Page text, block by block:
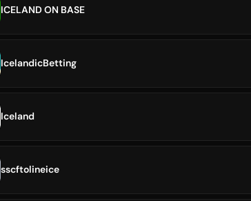
ICELAND ON BASE
IcelandicBetting
Iceland
sscftolineice